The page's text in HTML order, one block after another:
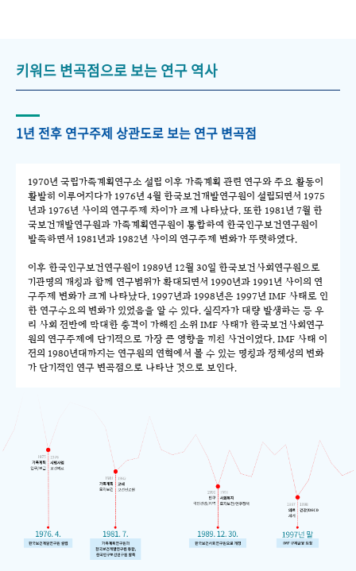
키워드 변곡점으로 보는 연구 역사
1년 전후 연구주제 상관도로 보는 연구 변곡점
1970년 국립가족계획연구소 설립 이후 가족계획 관련 연구와 주요 활동이
활발히 이루어지다가 1976년 4월 한국보건개발연구원이 설립되면서 1975
년과 1976년 사이의 연구주제 차이가 크게 나타났다. 또한 1981년 7월 한
국보건개발연구원과 가족계획연구원이 통합하여 한국인구보건연구원이
발족하면서 1981년과 1982년 사이의 연구주제 변화가 뚜렷하였다.
이후 한국인구보건연구원이 1989년 12월 30일 한국보건사회연구원으로
기관명의 개칭과 함께 연구범위가 확대되면서 1990년과 1991년 사이의 연
구주제 변화가 크게 나타났다. 1997년과 1998년은 1997년 IMF 사태로 인
한 연구수요의 변화가 있었음을 알 수 있다. 실직자가 대량 발생하는 등 우
리 사회 전반에 막대한 충격이 가해진 소위 IMF 사태가 한국보건사회연구
원의 연구주제에 단기적으로 가장 큰 영향을 끼친 사건이었다. IMF 사태 이
전의 1980년대까지는 연구원의 연혁에서 볼 수 있는 명칭과 정체성의 변화
가 단기적인 연구 변곡점으로 나타난 것으로 보인다.